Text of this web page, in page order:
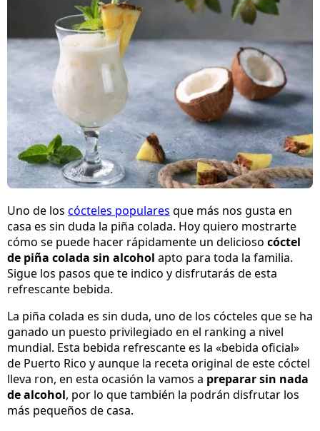
Uno de los cócteles populares que más nos gusta en
casa es sin duda la piña colada. Hoy quiero mostrarte
cómo se puede hacer rápidamente un delicioso cóctel
de piña colada sin alcohol apto para toda la familia.
Sigue los pasos que te indico y disfrutarás de esta
refrescante bebida.
La piña colada es sin duda, uno de los cócteles que se ha
ganado un puesto privilegiado en el ranking a nivel
mundial. Esta bebida refrescante es la «bebida oficial»
de Puerto Rico y aunque la receta original de este cóctel
lleva ron, en esta ocasión la vamos a preparar sin nada
de alcohol, por lo que también la podrán disfrutar los
más pequeños de casa.